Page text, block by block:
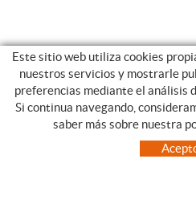
CATEGORIAS
Este sitio web utiliza cookies
nuestros servicios y mostrarle
preferencias mediante el análisis
Si continua navegando,
saber más sobre nuestra